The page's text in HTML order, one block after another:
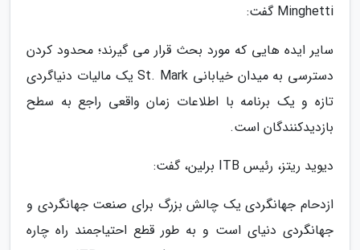
Minghetti گفت:
سایر ایده هایی که مورد بحث قرار می گیرند؛ محدود کردن
دسترسی به میدان خیابانی St. Mark یک مالیات دنیاگردی
تازه و یک برنامه با اطلاعات زمان واقعی راجع به سطح
بازدیدکنندگان است.
دیوید ریتز، رئیس ITB برلین، گفت:
ازدحام جهانگردی یک چالش بزرگ برای صنعت جهانگردی و
جهانگردی دنیای است و به طور قطع احتیاجمند راه چاره